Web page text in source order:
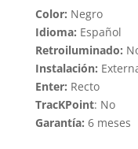
Color: Negro
Idioma: Español
Retroiluminado:
Instalación:
Enter: Recto
TracKPoint: No
Garantía: 6 meses